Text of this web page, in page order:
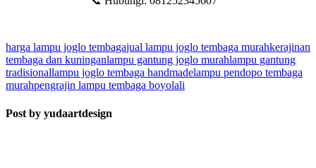
harga lampu joglo tembagajual lampu joglo tembaga murahkerajinan
tembaga dan kuninganlampu gantung joglo murahlampu gantung
tradisionallampu joglo tembaga handmadelampu pendopo tembaga
murahpengrajin lampu tembaga boyolali
Post by yudaartdesign